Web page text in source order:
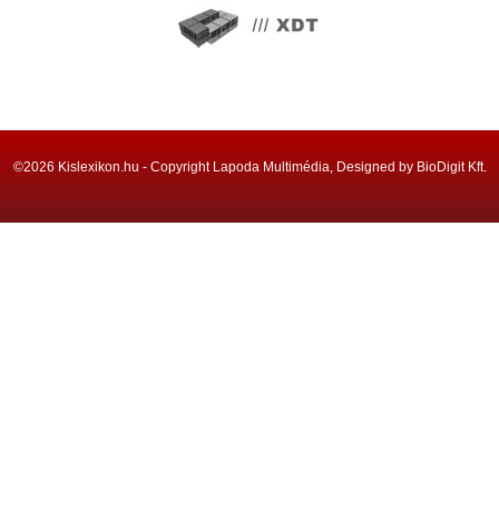
©2026 Kislexikon.hu - Copyright Lapoda Multimédia, Designed by BioDigit Kft.